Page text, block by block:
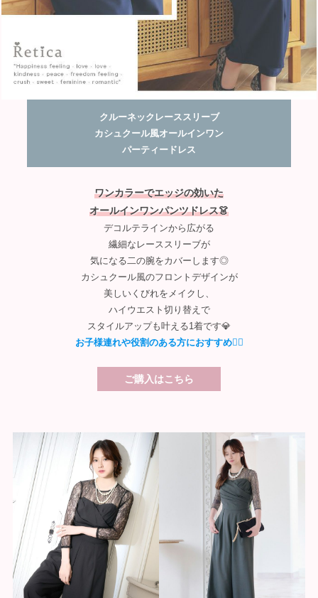
クルーネックレーススリーブ
カシュクール風オールインワン
パーティードレス
ワンカラーでエッジの効いた
オールインワンパンツドレス👗
デコルテラインから広がる
繊細なレーススリーブが
気になる二の腕をカバーします◎
カシュクール風のフロントデザインが
美しいくびれをメイクし、
ハイウエスト切り替えで
スタイルアップも叶える1着です💎
お子様連れや役割のある方におすすめ💁‍♀️
ご購入はこちら